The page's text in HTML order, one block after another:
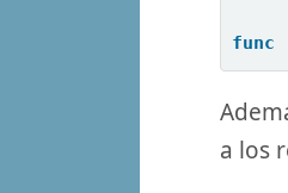
func
a los